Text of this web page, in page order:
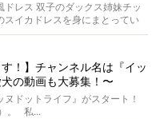
レス 双子のダックス姉妹チッ
スイカドレスを身にまとってい
す！】チャンネル名は『イッ
の動画も大募集！〜
ドットライフ』がスタート！
。 私...